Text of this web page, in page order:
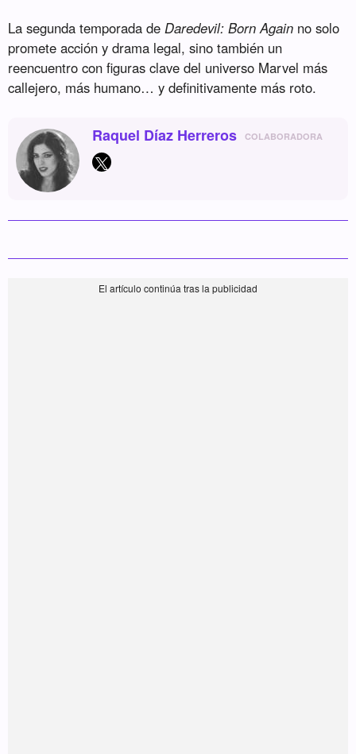
La segunda temporada deDaredevil: Born Again no solo
promete acción y drama legal, sino también un
reencuentro con figuras clave del universo Marvel más
callejero, más humano… y definitivamente más roto.
Raquel Díaz Herreros COLABORADORA